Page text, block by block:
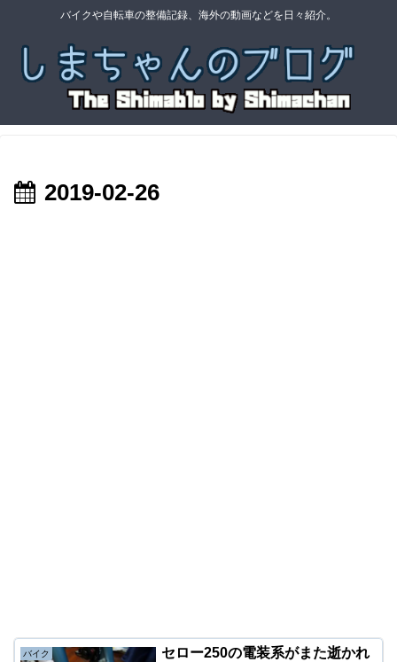
バイクや自転車の整備記録、海外の動画などを日々紹介。
2019-02-26
バイク
セロー250の電装系がまた逝かれ